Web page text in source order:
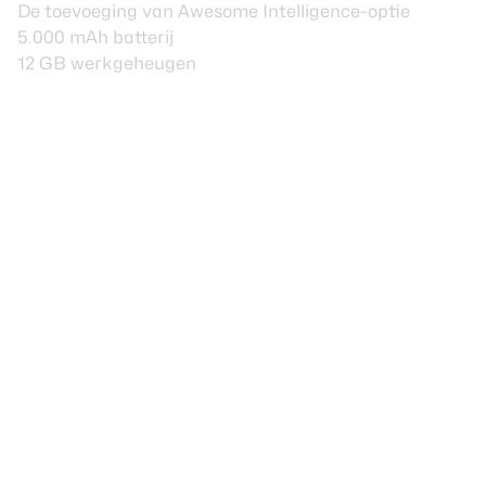
De toevoeging van Awesome Intelligence-optie
5.000 mAh batterij
12 GB werkgeheugen